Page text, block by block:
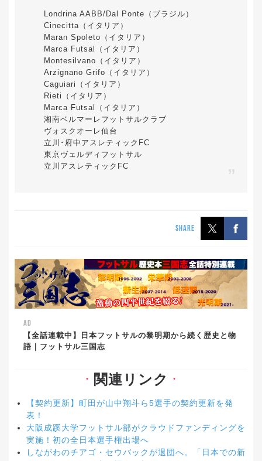
Londrina AABB/Dal Ponte（ブラジル）
Cinecitta（イタリア）
Maran Spoleto（イタリア）
Marca Futsal（イタリア）
Montesilvano（イタリア）
Arzignano Grifo（イタリア）
Caguiari（イタリア）
Rieti（イタリア）
Marca Futsal（イタリア）
湘南ベルマーレフットサルクラブ
ヴォスクオーレ仙台
立川･府中アスレティックFC
東京ヴェルディフットサル
立川アスレティックFC
SHARE
AD
【全話連載中】日本フットサルの黎明期から続く歴史と物
語｜フットサル三国志
▼ 関連リンク ▼
【契約更新】町田が山中翔斗ら5選手の契約更新を発
表！
大阪成蹊大学フットサル部がクラウドファンディングを
実施！初の全日本選手権出場へ
しながわのチアゴ・セウバックが退団へ。「日本での新